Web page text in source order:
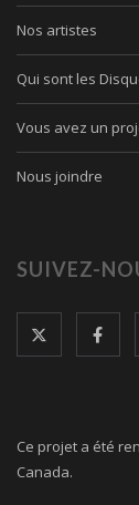
Nos artistes
Qui sont les
Vous avez un
Nous joindre
SUIVEZ-
Ce projet a été
Canada.